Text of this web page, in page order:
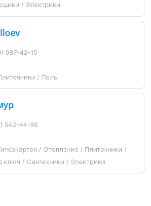
/ Электрики
987-42-15
/ Полы
542-44-96
/ Отопление / Плиточники /
ключ / Сантехники / Электрики